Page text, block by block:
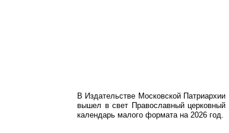
В Издательстве Московской Патриархии
вышел в свет Православный церковный
календарь малого формата на 2026 год.